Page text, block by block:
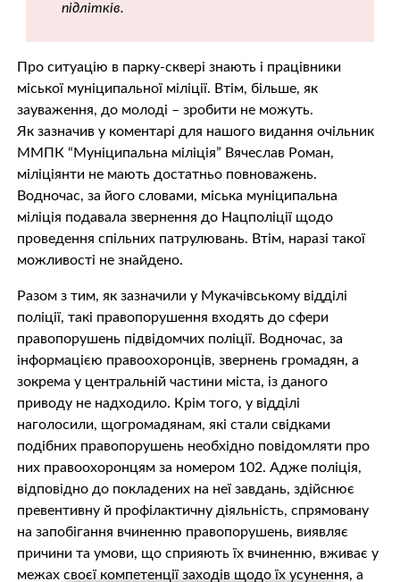
підлітків.
Про ситуацію в парку-сквері знають і працівники
міської муніципальної міліції. Втім, більше, як
зауваження, до молоді – зробити не можуть.
Як зазначив у коментарі для нашого видання очільник
ММПК “Муніципальна міліція” Вячеслав Роман,
міліціянти не мають достатньо повноважень.
Водночас, за його словами, міська муніципальна
міліція подавала звернення до Нацполіції щодо
проведення спільних патрулювань. Втім, наразі такої
можливості не знайдено.
Разом з тим, як зазначили у Мукачівському відділі
поліції, такі правопорушення входять до сфери
правопорушень підвідомчих поліції. Водночас, за
інформацією правоохоронців, звернень громадян, а
зокрема у центральній частини міста, із даного
приводу не надходило. Крім того, у відділі
наголосили, щогромадянам, які стали свідками
подібних правопорушень необхідно повідомляти про
них правоохоронцям за номером 102. Адже поліція,
відповідно до покладених на неї завдань, здійснює
превентивну й профілактичну діяльність, спрямовану
на запобігання вчиненню правопорушень, виявляє
причини та умови, що сприяють їх вчиненню, вживає у
межах своєї компетенції заходів щодо їх усунення, а